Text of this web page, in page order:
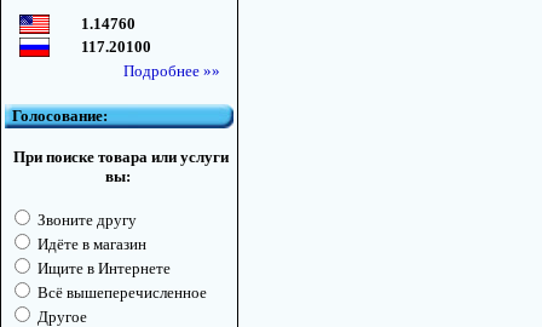
1.14760
117.20100
Подробнее »»
Голосование:
При поиске товара или услуги
вы:
Звоните другу
Идёте в магазин
Ищите в Интернете
Всё вышеперечисленное
Другое